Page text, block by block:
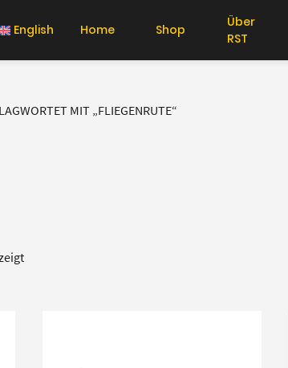
English Home Shop
Über
RST
MIT „FLIEGENRUTE“